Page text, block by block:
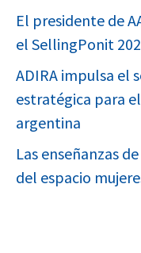
El presidente de
el SellingPonit
ADIRA impulsa el
estratégica para
argentina
Las enseñanzas
del espacio